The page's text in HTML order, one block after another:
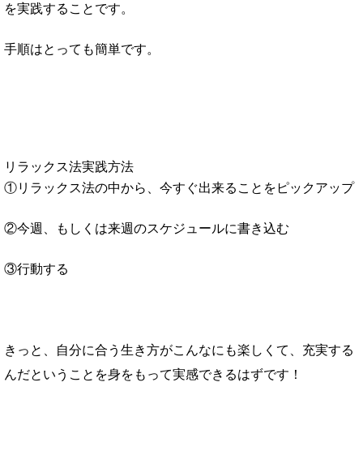
を実践することです。
手順はとっても簡単です。
リラックス法実践方法
①リラックス法の中から、今すぐ出来ることをピックアップ
②今週、もしくは来週のスケジュールに書き込む
③行動する
きっと、自分に合う生き方がこんなにも楽しくて、充実する
んだということを身をもって実感できるはずです！